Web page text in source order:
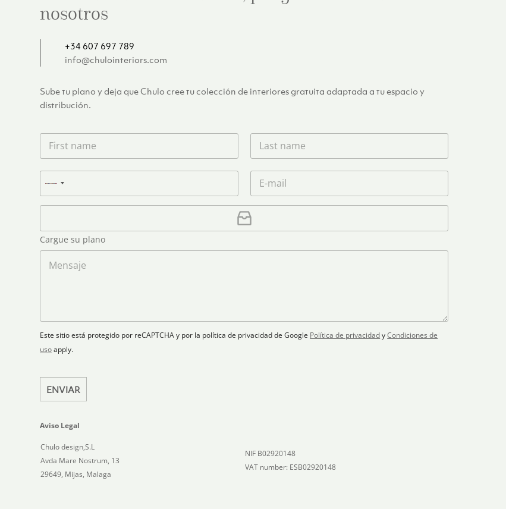
nosotros
+34 607 697 789
info@chulointeriors.com
Sube tu plano y deja que Chulo cree tu colección de interiores gratuita adaptada a tu espacio y
distribución.
F
r
s
n
a
e
*
L
s
t
a
m
e
*
T
l
é
o
n
o
N
o
u
n
t
e
l
e
t
e
d
C
r
r
e
o
l
n
i
C
r
g
a
o
Cargue su plano
M
e
Este sitio está protegido por reCAPTCHA y por la política de privacidad de Google Política de privacidad yCondiciones de
uso apply.
ENVIAR
Aviso Legal
Chulo design,S.L
Avda Mare Nostrum, 13
29649, Mijas, Malaga
NIF B02920148
VAT number: ESB02920148